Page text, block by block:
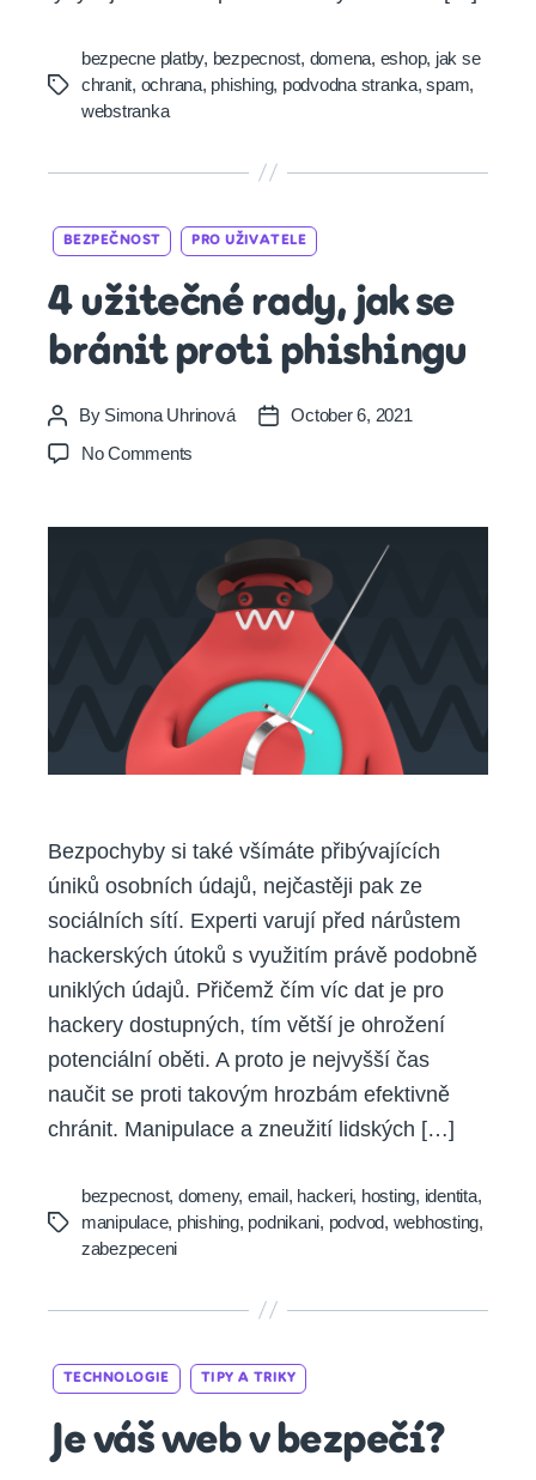
Tags
bezpecne platby, bezpecnost, domena, eshop, jak se
chranit, ochrana, phishing, podvodna stranka,spam,
webstranka
Categories
BEZPEČNOST PRO UŽIVATELE
4 užitečné rady, jak se
bránit proti phishingu
Post
author
By Simona Uhrinová
PostOctober 6, 2021
No Comments
rady,
se
bránit
proti
Bezpochyby si také všímáte přibývajících
úniků osobních údajů, nejčastěji pak ze
sociálních sítí. Experti varují před nárůstem
hackerských útoků s využitím právě podobně
uniklých údajů. Přičemž čím víc dat je pro
hackery dostupných, tím větší je ohrožení
potenciální oběti. A proto je nejvyšší čas
naučit se proti takovým hrozbám efektivně
chránit. Manipulace a zneužití lidských […]
Tags
bezpecnost, domeny, email, hackeri, hosting, identita,
manipulace, phishing, podnikani, podvod, webhosting,
zabezpeceni
Categories
TECHNOLOGIE TIPY A TRIKY
Je váš web v bezpečí?